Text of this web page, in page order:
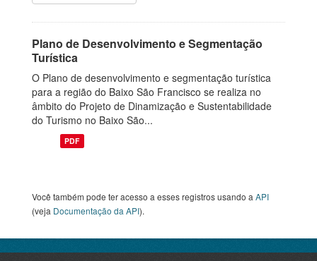
Plano de Desenvolvimento e Segmentação
Turística
O Plano de desenvolvimento e segmentação turística
para a região do Baixo São Francisco se realiza no
âmbito do Projeto de Dinamização e Sustentabilidade
do Turismo no Baixo São...
PDF
Você também pode ter acesso a esses registros usando a API
(veja Documentação da API).